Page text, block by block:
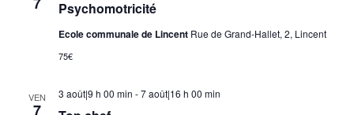
Psychomotricité
Ecole communale de Lincent Rue de Grand-Hallet, 2, Lincent
75€
VEN
7
3 août|9 h 00 min -7 août|16 h 00 min